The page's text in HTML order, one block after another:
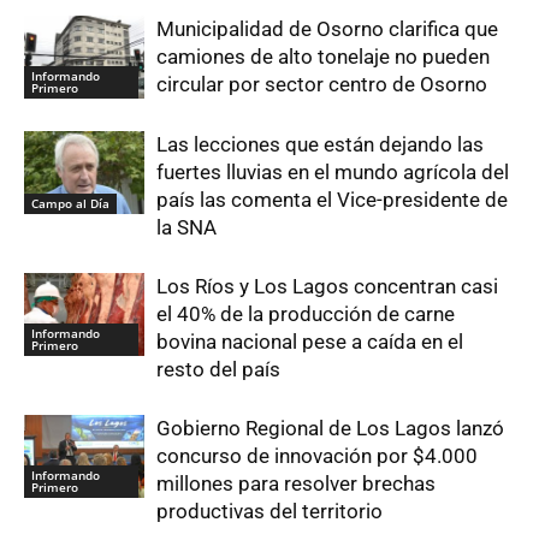
Informando
Primero
Municipalidad de Osorno clarifica que
camiones de alto tonelaje no pueden
circular por sector centro de Osorno
Campo al Día
Las lecciones que están dejando las
fuertes lluvias en el mundo agrícola del
país las comenta el Vice-presidente de
la SNA
Informando
Primero
Los Ríos y Los Lagos concentran casi
el 40% de la producción de carne
bovina nacional pese a caída en el
resto del país
Informando
Primero
Gobierno Regional de Los Lagos lanzó
concurso de innovación por $4.000
millones para resolver brechas
productivas del territorio